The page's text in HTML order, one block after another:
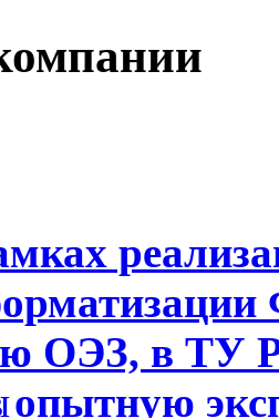
ОЭЗ, в ТУ
опытную